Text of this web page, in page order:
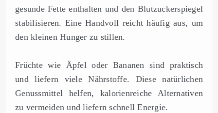
gesunde Fette enthalten und den Blutzuckerspiegel
stabilisieren. Eine Handvoll reicht häufig aus, um
den kleinen Hunger zu stillen.
Früchte wie Äpfel oder Bananen sind praktisch
und liefern viele Nährstoffe. Diese natürlichen
Genussmittel helfen, kalorienreiche Alternativen
zu vermeiden und liefern schnell Energie.